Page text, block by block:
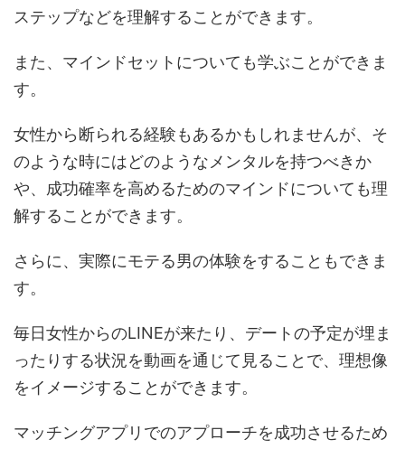
ステップなどを理解することができます。
また、マインドセットについても学ぶことができま
す。
女性から断られる経験もあるかもしれませんが、そ
のような時にはどのようなメンタルを持つべきか
や、成功確率を高めるためのマインドについても理
解することができます。
さらに、実際にモテる男の体験をすることもできま
す。
毎日女性からのLINEが来たり、デートの予定が埋ま
ったりする状況を動画を通じて見ることで、理想像
をイメージすることができます。
マッチングアプリでのアプローチを成功させるため